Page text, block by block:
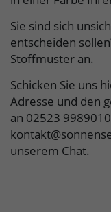
Sie sind sich
entscheiden
Stoffmuster an.
Schicken Sie uns
Adresse und den
an 02523
unserem Chat.